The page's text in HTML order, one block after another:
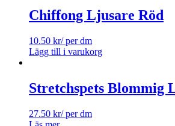
Chiffong Ljusare Röd
10.50 kr/ per dm
Lägg till i varukorg
Stretchspets Blommig
27.50 kr/ per dm